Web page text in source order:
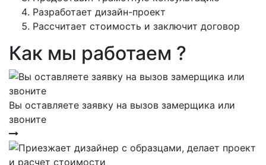
Разработает дизайн-проект
Рассчитает стоимость и заключит договор
Как мы работаем ?
Вы оставляете заявку на вызов замерщика или
звоните